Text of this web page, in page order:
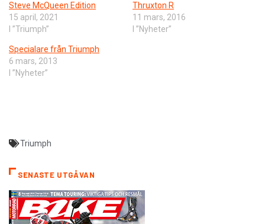
Steve McQueen Edition
15 april, 2021
I ”Triumph”
Thruxton R
11 mars, 2016
I ”Nyheter”
Specialare från Triumph
6 mars, 2013
I ”Nyheter”
Triumph
SENASTE UTGÅVAN